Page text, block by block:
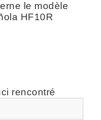
le modèle
HF10R
rencontré